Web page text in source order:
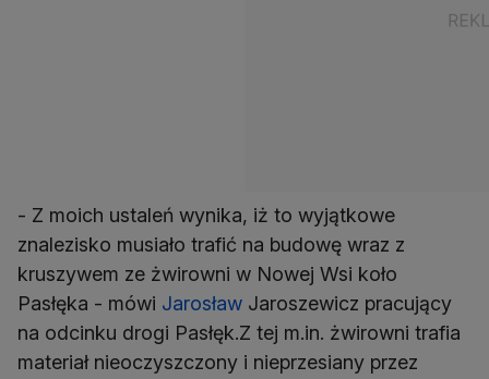
- Z moich ustaleń wynika, iż to wyjątkowe
znalezisko musiało trafić na budowę wraz z
kruszywem ze żwirowni w Nowej Wsi koło
Pasłęka - mówi Jarosław Jaroszewicz pracujący
na odcinku drogi Pasłęk.Z tej m.in. żwirowni trafia
materiał nieoczyszczony i nieprzesiany przez